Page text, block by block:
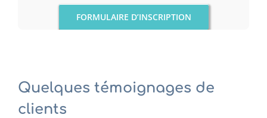
FORMULAIRE D’INSCRIPTION
Quelques témoignages de
clients